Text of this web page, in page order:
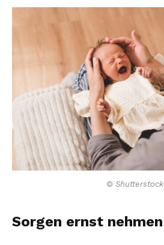
© Shutterstock
Sorgen ernst nehmen